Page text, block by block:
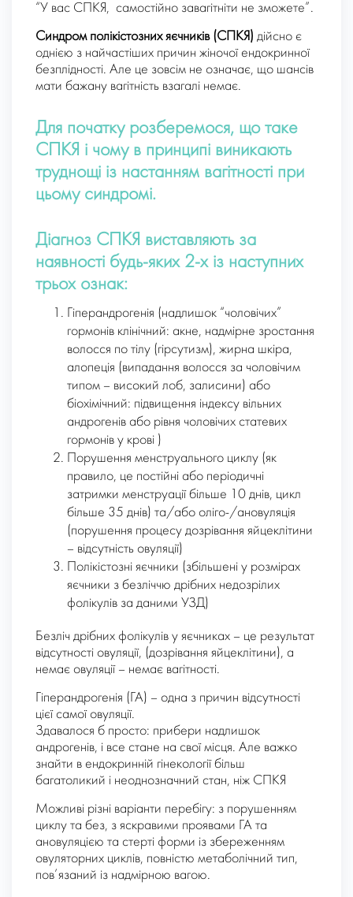
“У вас СПКЯ, самостійно завагітніти не зможете”.
Синдром полікістозних яєчників (СПКЯ) дійсно є
однією з найчастіших причин жіночої ендокринної
безплідності. Але це зовсім не означає, що шансів
мати бажану вагітність взагалі немає.
Для початку розберемося, що таке
СПКЯ і чому в принципі виникають
труднощі із настанням вагітності при
цьому синдромі.
Діагноз СПКЯ виставляють за
наявності будь-яких 2-х із наступних
трьох ознак:
Гіперандрогенія (надлишок “чоловічих”
гормонів клінічний: акне, надмірне зростання
волосся по тілу (гірсутизм), жирна шкіра,
алопеція (випадання волосся за чоловічим
типом – високий лоб, залисини) або
біохімічний: підвищення індексу вільних
андрогенів або рівня чоловічих статевих
гормонів у крові )
Порушення менструального циклу (як
правило, це постійні або періодичні
затримки менструації більше 10 днів, цикл
більше 35 днів) та/або оліго-/ановуляція
(порушення процесу дозрівання яйцеклітини
– відсутність овуляції)
Полікістозні яєчники (збільшені у розмірах
яєчники з безліччю дрібних недозрілих
фолікулів за даними УЗД)
Безліч дрібних фолікулів у яєчниках – це результат
відсутності овуляції, (дозрівання яйцеклітини), а
немає овуляції – немає вагітності.
Гіперандрогенія (ГА) – одна з причин відсутності
цієї самої овуляції.
Здавалося б просто: прибери надлишок
андрогенів, і все стане на свої місця. Але важко
знайти в ендокринній гінекології більш
багатоликий і неоднозначний стан, ніж СПКЯ
Можливі різні варіанти перебігу: з порушенням
циклу та без, з яскравими проявами ГА та
ановуляцією та стерті форми із збереженням
овуляторних циклів, повністю метаболічний тип,
пов’язаний із надмірною вагою.